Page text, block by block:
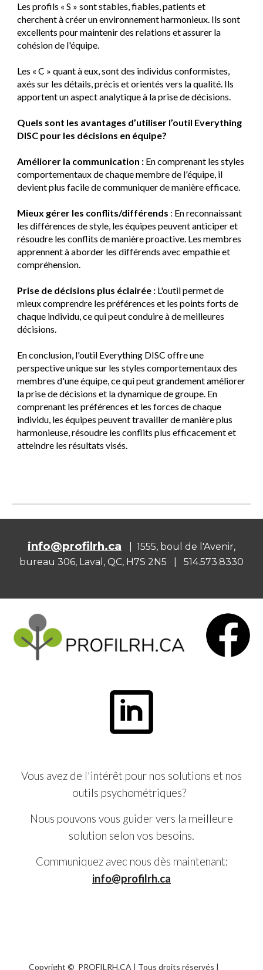
Les profils « S » sont stables, fiables, patients et
cherchent à créer un environnement harmonieux. Ils sont
excellents pour maintenir des relations et assurer la
cohésion de l'équipe.
Les « C » quant à eux, sont des individus conformistes,
axés sur les détails, précis et orientés vers la qualité. Ils
apportent un aspect analytique à la prise de décisions.
Quels sont les avantages d’utiliser l’outil Everything
DISC pour les décisions en équipe?
Améliorer la communication : En comprenant les styles
comportementaux de chaque membre de l'équipe, il
devient plus facile de communiquer de manière efficace.
Mieux gérer les conflits/différends : En reconnaissant
les différences de style, les équipes peuvent anticiper et
résoudre les conflits de manière proactive. Les membres
apprennent à aborder les différends avec empathie et
compréhension.
Prise de décisions plus éclairée : L'outil permet de
mieux comprendre les préférences et les points forts de
chaque individu, ce qui peut conduire à de meilleures
décisions.
En conclusion, l'outil Everything DISC offre une
perspective unique sur les styles comportementaux des
membres d'une équipe, ce qui peut grandement améliorer
la prise de décisions et la dynamique de groupe. En
comprenant les préférences et les forces de chaque
individu, les équipes peuvent travailler de manière plus
harmonieuse, résoudre les conflits plus efficacement et
atteindre les résultats visés.
info@profilrh.ca
| 1555, boul de l'Avenir,
bureau 306, Laval, QC, H7S 2N5 | 514.573.8330
Vous avez de l'intérêt pour nos solutions et nos
outils psychométriques?
Nous pouvons vous guider vers la meilleure
solution selon vos besoins.
Communiquez avec nous dès maintenant:
info@profilrh.ca
Copyright © PROFILRH.CA | Tous droits réservés |